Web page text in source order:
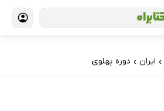
› ایران › دوره پهلوی